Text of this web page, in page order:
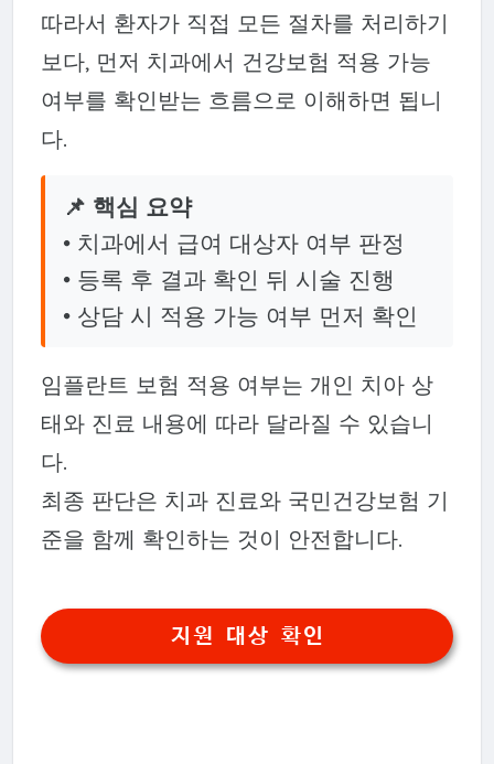
따라서 환자가 직접 모든 절차를 처리하기
보다, 먼저 치과에서 건강보험 적용 가능
여부를 확인받는 흐름으로 이해하면 됩니
다.
📌 핵심 요약
• 치과에서 급여 대상자 여부 판정
• 등록 후 결과 확인 뒤 시술 진행
• 상담 시 적용 가능 여부 먼저 확인
임플란트 보험 적용 여부는 개인 치아 상
태와 진료 내용에 따라 달라질 수 있습니
다.
최종 판단은 치과 진료와 국민건강보험 기
준을 함께 확인하는 것이 안전합니다.
지원 대상 확인